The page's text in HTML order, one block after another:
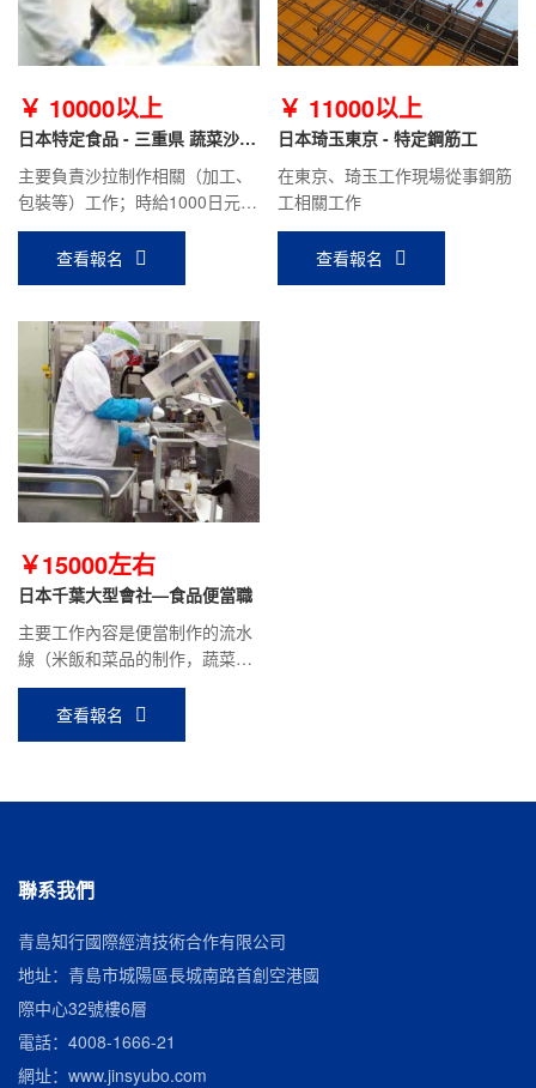
￥ 10000以上
日本特定食品 - 三重県 蔬菜沙拉
職
主要負責沙拉制作相關（加工、
包裝等）工作；時給1000日元/
時，月收入18萬日元左右。
查看報名
￥ 11000以上
日本琦玉東京 - 特定鋼筋工
在東京、琦玉工作現場從事鋼筋
工相關工作
查看報名
￥15000左右
日本千葉大型會社—食品便當職
主要工作內容是便當制作的流水
線（米飯和菜品的制作，蔬菜的
清洗、切塊、面粉投入，攪拌、
機器的分解，清洗等）
查看報名
聯系我們
青島知行國際經濟技術合作有限公司
地址：青島市城陽區長城南路首創空港國
際中心32號樓6層
電話： 4008-1666-21
網址： www.jinsyubo.com